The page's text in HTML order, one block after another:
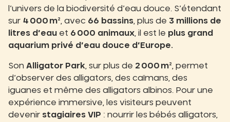
l’univers de la biodiversité d’eau douce. S’étendant
sur 4 000 m² , avec 66 bassins , plus de 3 millions de
litres d’eau et 6 000 animaux , il est le plus grand
aquarium privé d’eau douce d’Europe.
Son Alligator Park , sur plus de 2 000 m² , permet
d’observer des alligators, des caïmans, des
iguanes et même des alligators albinos. Pour une
expérience immersive, les visiteurs peuvent
devenir stagiaires VIP : nourrir les bébés alligators,